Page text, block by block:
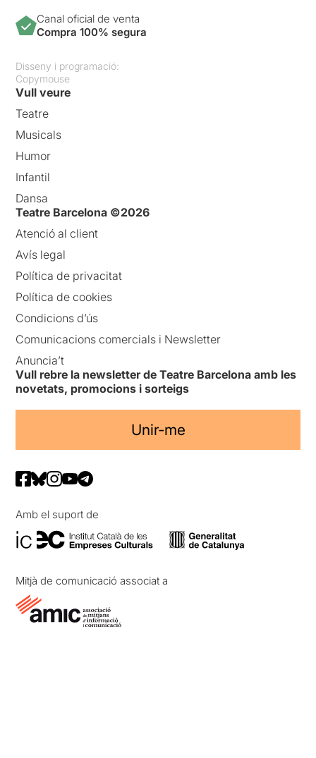
Canal oficial de venta
Compra 100% segura
Disseny i programació:
Copymouse
Vull veure
Teatre
Musicals
Humor
Infantil
Dansa
Teatre Barcelona ©2026
Atenció al client
Avís legal
Política de privacitat
Política de cookies
Condicions d’ús
Comunicacions comercials i Newsletter
Anuncia’t
Vull rebre la newsletter de Teatre Barcelona amb les
novetats, promocions i sorteigs
Unir-me
Amb el suport de
Mitjà de comunicació associat a